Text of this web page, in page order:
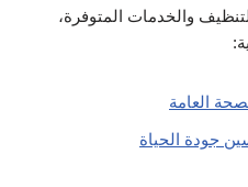
والخدمات المتوفرة،
العامة
جودة الحياة